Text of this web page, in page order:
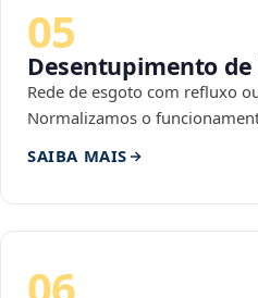
05
Desentupimento de
Rede de esgoto com refluxo
Normalizamos o
SAIBA MAIS